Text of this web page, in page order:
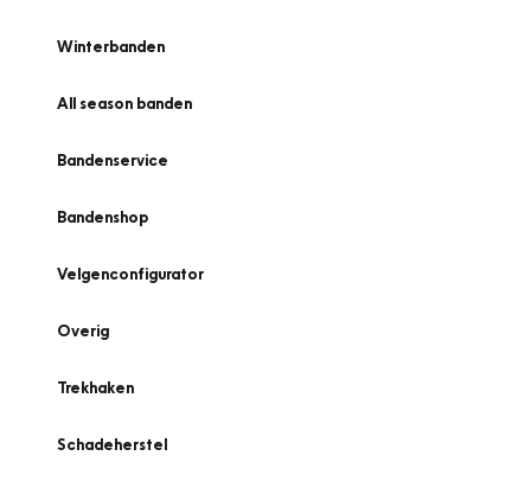
Winterbanden
All season banden
Bandenservice
Bandenshop
Velgenconfigurator
Overig
Trekhaken
Schadeherstel